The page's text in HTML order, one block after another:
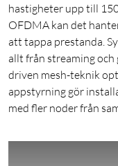
hastigheter upp till
OFDMA kan det
att tappa prestanda.
allt från streaming och
driven mesh-teknik
appstyrning gör
med fler noder från